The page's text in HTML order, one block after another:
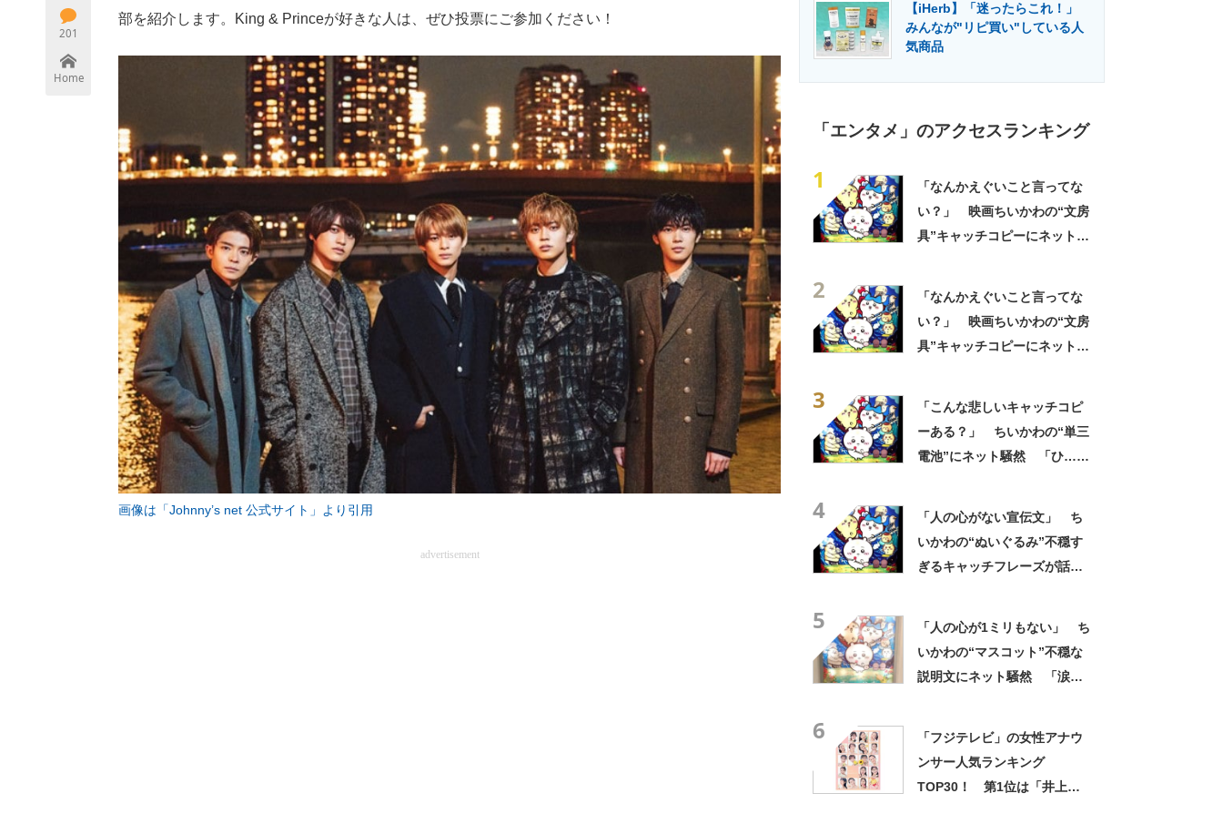
201
Home
部を紹介します。King & Princeが好きな人は、ぜひ投票にご参加ください！
画像は「Johnny’s net 公式サイト」より引用
advertisement
【iHerb】「迷ったらこれ！」
みんなが"リピ買い"している人
気商品
「エンタメ」のアクセスランキング
1
「なんかえぐいこと言ってな
い？」 映画ちいかわの“文房
具”キャッチコピーにネット騒
2
「なんかえぐいこと言ってな
い？」 映画ちいかわの“文房
具”キャッチコピーにネット騒
3
「こんな悲しいキャッチコピ
ーある？」 ちいかわの“単三
電池”にネット騒然 「ひ…人
4
「人の心がない宣伝文」 ち
いかわの“ぬいぐるみ”不穏す
ぎるキャッチフレーズが話
5
「人の心が1ミリもない」 ち
いかわの“マスコット”不穏な
説明文にネット騒然 「涙し
6
「フジテレビ」の女性アナウ
ンサー人気ランキング
TOP30！ 第1位は「井上清